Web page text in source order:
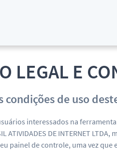
LEGAL E
condições de uso
interessados na
ATIVIDADES DE INTERNET
painel de controle, uma vez que